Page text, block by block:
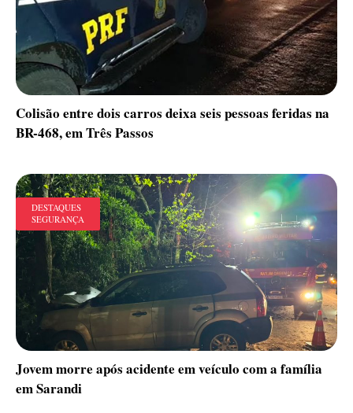
Colisão entre dois carros deixa seis pessoas feridas na
BR-468, em Três Passos
DESTAQUES
SEGURANÇA
Jovem morre após acidente em veículo com a família
em Sarandi